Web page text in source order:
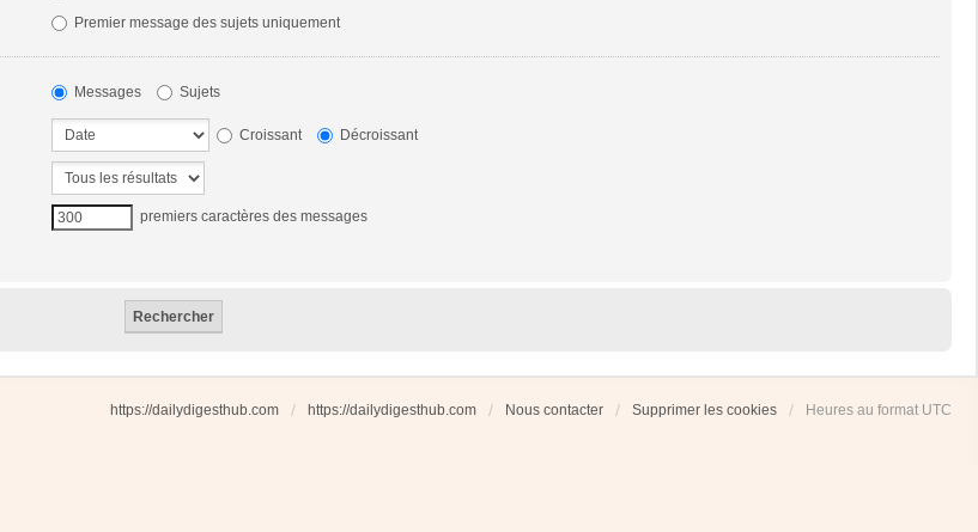
Premier message des sujets uniquement
Messages Sujets
Croissant Décroissant
premiers caractères des messages
https://dailydigesthub.com https://dailydigesthub.com Nous contacter Supprimer les cookies Heures au format UTC